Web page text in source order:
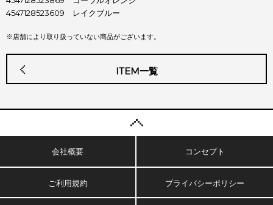
4547128523609 レイクブルー
※店舗により取り扱っていない商品がございます。
ITEM一覧
会社概要 コンセプト
ご利用規約 プライバシーポリシー